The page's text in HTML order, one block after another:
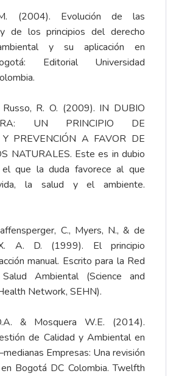
(2004). Evolución de las
y de los principios del derecho
y su aplicación en
Editorial Universidad
R. O. (2009). IN DUBIO
UN PRINCIPIO DE
Y PREVENCIÓN A FAVOR DE
NATURALES. Este es in dubio
que la duda favorece al que
la salud y el ambiente.
C., Myers, N., & de
A. D. (1999). El principio
manual. Escrito para la Red
Ambiental (Science and
Network, SEHN).
& Mosquera W.E. (2014).
de Calidad y Ambiental en
Empresas: Una revisión
Bogotá DC Colombia. Twelfth